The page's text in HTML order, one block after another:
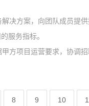
决方案，向团队成员提
服务指标。
方项目运营要求，协调
8 9 10